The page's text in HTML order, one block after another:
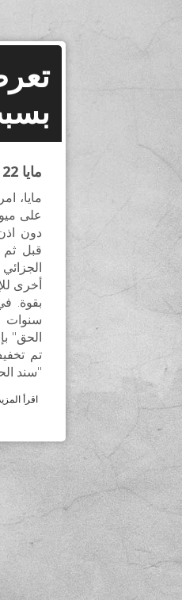
مايا 22 سنة ، تونس
مايا،
دون
أخرى
بقوة.
سنوات
الحق''
تم
''سند
اقرأ